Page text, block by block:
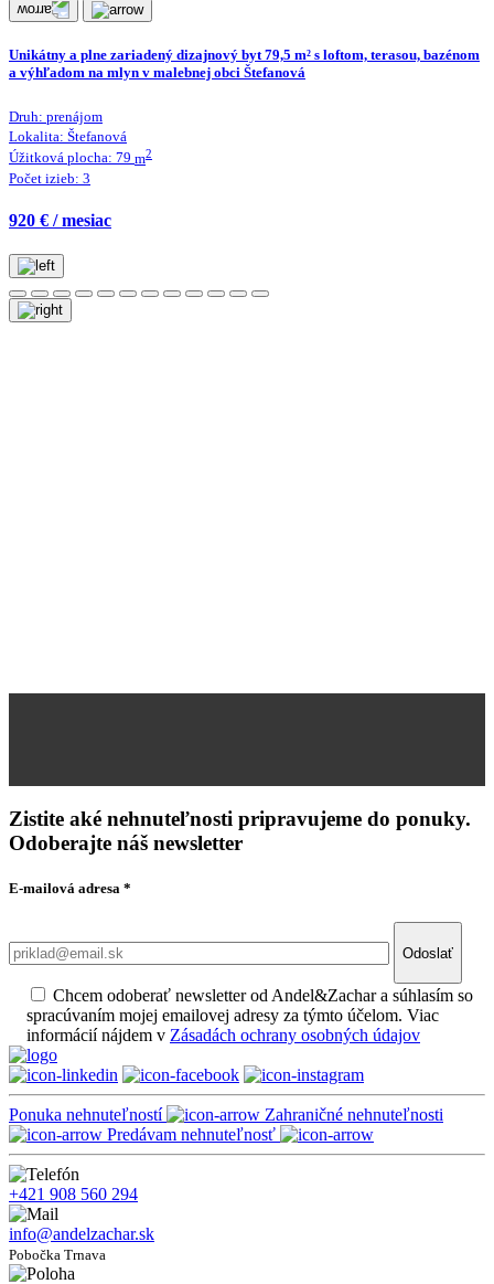
Unikátny a plne zariadený dizajnový byt 79,5 m² s loftom, terasou, bazénom
a výhľadom na mlyn v malebnej obci Štefanová
Druh: prenájom
Lokalita: Štefanová
Úžitková plocha: 79 m2
Počet izieb: 3
920 € / mesiac
Zistite aké nehnuteľnosti pripravujeme do ponuky.
Odoberajte náš newsletter
E-mailová adresa *
Odoslať
Chcem odoberať newsletter od Andel&Zachar a súhlasím so
spracúvaním mojej emailovej adresy za týmto účelom. Viac
informácií nájdem v Zásadách ochrany osobných údajov
Ponuka nehnuteľností
Zahraničné nehnuteľnosti
Predávam nehnuteľnosť
+421 908 560 294
info@andelzachar.sk
Pobočka Trnava